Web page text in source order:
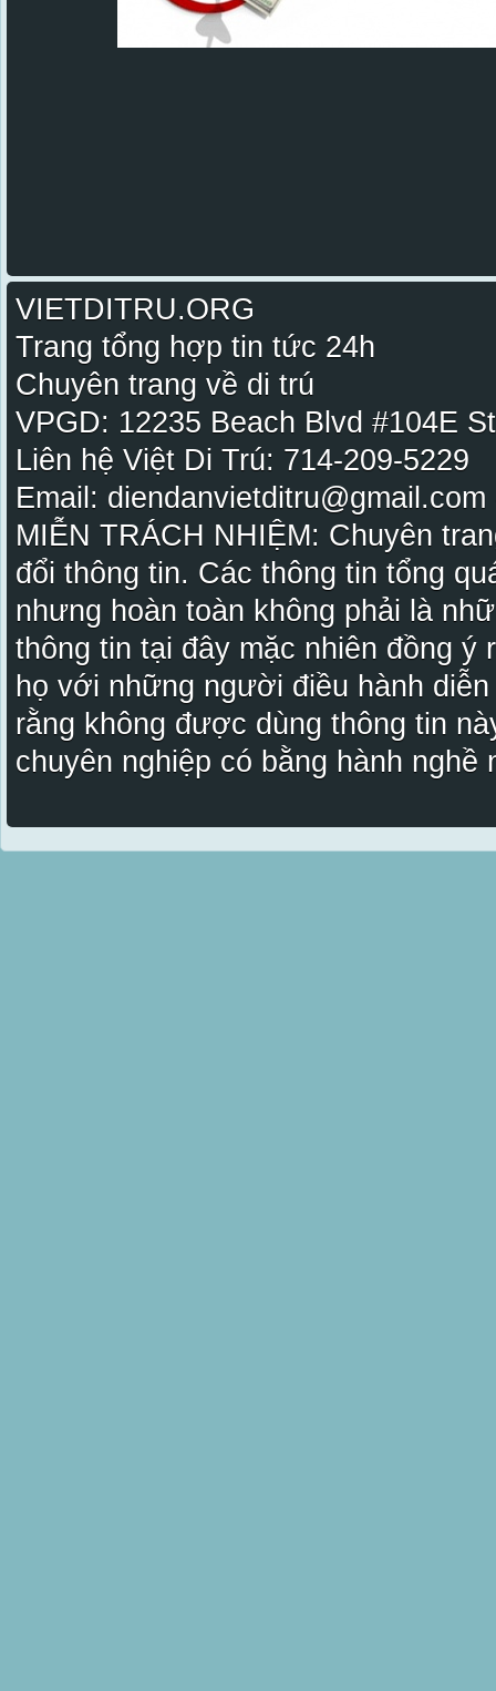
VIETDITRU.ORG
Trang tổng hợp tin tức 24h
Chuyên trang về di trú
VPGD: 12235 Beach Blvd #104E
Liên hệ Việt Di Trú: 714-209-5229
Email:
MIỄN TRÁCH NHIỆM: Chuyên
đổi thông tin. Các thông tin tổng
nhưng hoàn toàn không phải là
thông tin tại đây mặc nhiên đồng ý
họ với những người điều hành
rằng không được dùng thông tin
chuyên nghiệp có bằng hành